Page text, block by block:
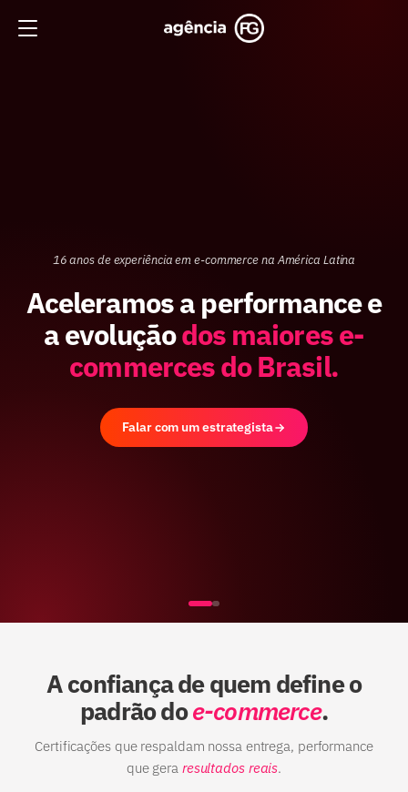
16 anos de experiência em e-commerce na América Latina
Aceleramos a performance e
a evoluçãodos maiores e-
commerces do Brasil.
Falar com um estrategista
A confiança de quem define o
padrão doe-commerce.
Certificações que respaldam nossa entrega, performance
que gera resultados reais.